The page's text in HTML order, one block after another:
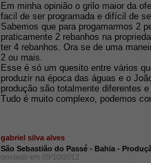
Em minha opinião o grilo maior da
facil de ser programada e difícil de
Sabemos que para progamarmos 2
praticamente 2 rebanhos na
ter 4 rebanhos. Ora se de uma
2 ou mais.
Esse é só um quesito entre vários
produzir na época das águas e o
produção são totalmente diferentes e
Tudo é muito complexo, podemos
gabriel silva alves
São Sebastião do Passé - Bahia -
postado em 09/10/2012